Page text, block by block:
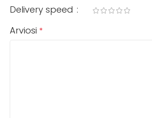
Delivery speed
Arviosi *